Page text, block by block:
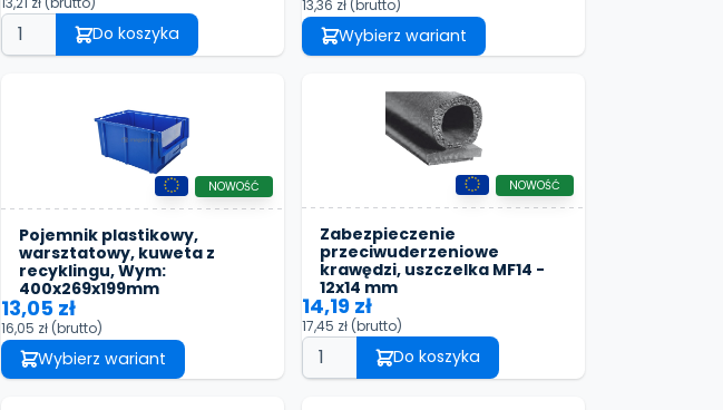
Do koszyka
13,36 zł (brutto)
Wybierz wariant
Pojemnik plastikowy,
warsztatowy, kuweta z
recyklingu, Wym:
400x269x199mm
NOWOŚĆ
13,05 zł
16,05 zł (brutto)
Wybierz wariant
Zabezpieczenie
przeciwuderzeniowe
krawędzi, uszczelka MF14 -
12x14 mm
NOWOŚĆ
14,19 zł
17,45 zł (brutto)
Do koszyka